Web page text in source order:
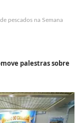
pescados na Semana
palestras sobre